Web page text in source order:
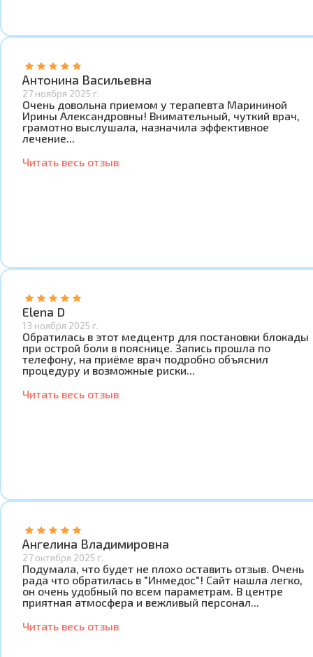
Антонина Васильевна
27 ноября 2025 г.
Очень довольна приемом у терапевта Марининой
Ирины Александровны! Внимательный, чуткий врач,
грамотно выслушала, назначила эффективное
лечение...
Читать весь отзыв
Elena D
13 ноября 2025 г.
Обратилась в этот медцентр для постановки блокады
при острой боли в пояснице. Запись прошла по
телефону, на приёме врач подробно объяснил
процедуру и возможные риски...
Читать весь отзыв
Ангелина Владимировна
27 октября 2025 г.
Подумала, что будет не плохо оставить отзыв. Очень
рада что обратилась в "Инмедос"! Сайт нашла легко,
он очень удобный по всем параметрам. В центре
приятная атмосфера и вежливый персонал...
Читать весь отзыв